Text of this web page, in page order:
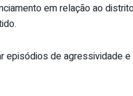
em relação ao
episódios de agressividade